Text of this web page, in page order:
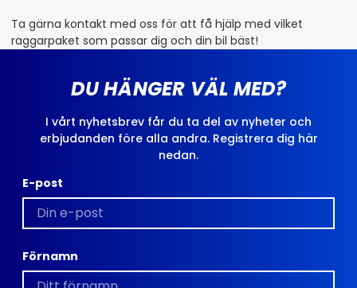
Ta gärna kontakt med oss för att få hjälp med vilket
raggarpaket som passar dig och din bil bäst!
DU HÄNGER VÄL MED?
I vårt nyhetsbrev får du ta del av nyheter och
erbjudanden före alla andra. Registrera dig här
nedan.
E-post
Förnamn